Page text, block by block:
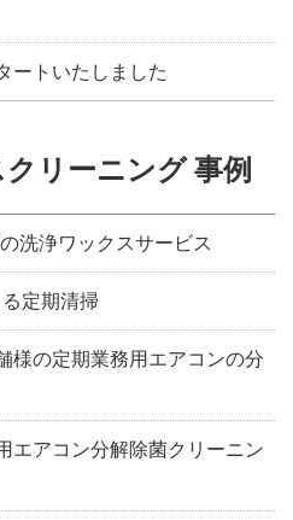
ートいたしました
リーニング 事例
洗浄ワックスサービス
定期清掃
の定期業務用エアコンの分
アコン分解除菌クリーニン